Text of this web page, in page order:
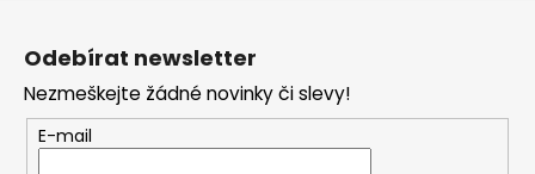
Odebírat newsletter
Nezmeškejte žádné novinky či slevy!
E-mail